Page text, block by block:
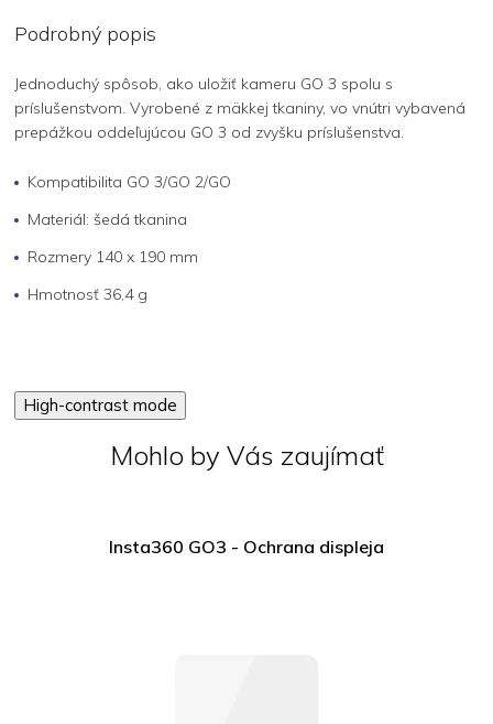
Podrobný popis
Jednoduchý spôsob, ako uložiť kameru GO 3 spolu s
príslušenstvom. Vyrobené z mäkkej tkaniny, vo vnútri vybavená
prepážkou oddeľujúcou GO 3 od zvyšku príslušenstva.
Kompatibilita GO 3/GO 2/GO
Materiál: šedá tkanina
Rozmery 140 x 190 mm
Hmotnosť 36,4 g
High-contrast mode
Mohlo by Vás zaujímať
Insta360 GO3 - Ochrana displeja